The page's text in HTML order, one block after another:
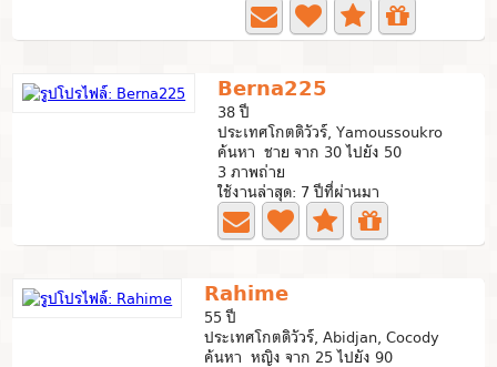
Berna225
38 ปี
ประเทศโกตดิวัวร์, Yamoussoukro
ค้นหา ชาย จาก 30 ไปยัง 50
3 ภาพถ่าย
ใช้งานล่าสุด: 7 ปีที่ผ่านมา
Rahime
55 ปี
ประเทศโกตดิวัวร์, Abidjan, Cocody
ค้นหา หญิง จาก 25 ไปยัง 90